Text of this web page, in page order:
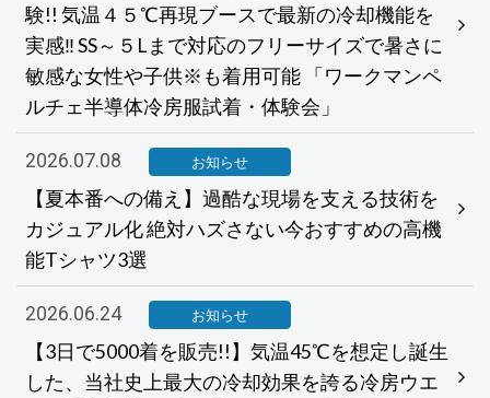
験!! 気温４５℃再現ブースで最新の冷却機能を
実感‼ SS～５Lまで対応のフリーサイズで暑さに
敏感な女性や子供※も着用可能 「ワークマンペ
ルチェ半導体冷房服試着・体験会」
2026.07.08 お知らせ
【夏本番への備え】過酷な現場を支える技術を
カジュアル化 絶対ハズさない今おすすめの高機
能Tシャツ3選
2026.06.24 お知らせ
【3日で5000着を販売!!】気温45℃を想定し誕生
した、当社史上最大の冷却効果を誇る冷房ウエ